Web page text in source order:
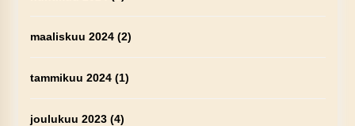
maaliskuu 2024(2)
tammikuu 2024(1)
joulukuu 2023(4)